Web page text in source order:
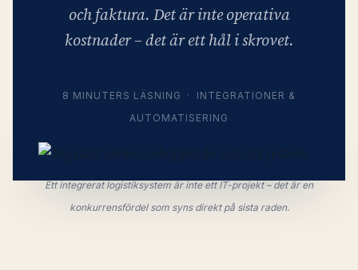
och faktura. Det är inte operativa
kostnader – det är ett hål i skrovet.
8 MINUTERS LÄSNING · INTEGRATIONER &
AUTOMATISERING
Ett integrerat logistiksystem är inte ett IT-projekt – det är en
konkurrensfördel som syns direkt på sista raden.